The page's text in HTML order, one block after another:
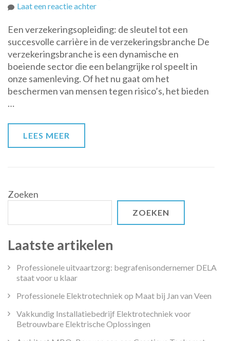
Laat een reactie achterop
de
sleutel
tot
een
succesvolle
carrière
Een verzekeringsopleiding: de sleutel tot een
succesvolle carrière in de verzekeringsbranche De
verzekeringsbranche is een dynamische en
boeiende sector die een belangrijke rol speelt in
onze samenleving. Of het nu gaat om het
beschermen van mensen tegen risico’s, het bieden
…
LEES MEER
Zoeken
ZOEKEN
Laatste artikelen
Professionele uitvaartzorg: begrafenisondernemer DELA
staat voor u klaar
Professionele Elektrotechniek op Maat bij Jan van Veen
Vakkundig Installatiebedrijf Elektrotechniek voor
Betrouwbare Elektrische Oplossingen